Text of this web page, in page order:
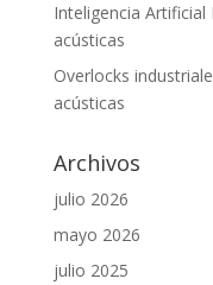
Inteligencia
acústicas
Overlocks
acústicas
Archivos
julio 2026
mayo 2026
julio 2025